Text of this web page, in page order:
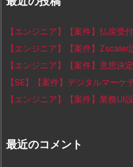
【エンジニア】【案件】払戻受
【エンジニア】【案件】Zscaler
【エンジニア】【案件】意思決
【SE】【案件】デジタルマー
【エンジニア】【案件】業務UI
最近のコメント